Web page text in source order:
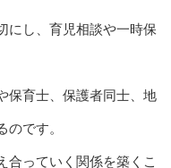
にし、育児相談や一時保
保育士、保護者同士、地
です。
合っていく関係を築くこ